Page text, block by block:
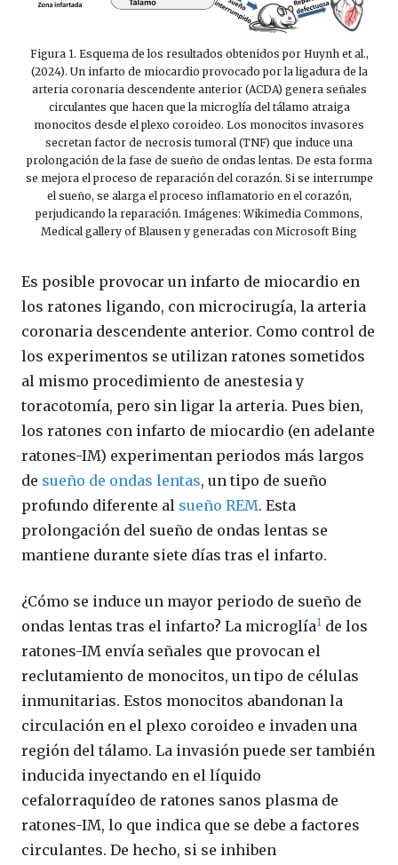
Figura 1. Esquema de los resultados obtenidos por Huynh et al.,
(2024). Un infarto de miocardio provocado por la ligadura de la
arteria coronaria descendente anterior (ACDA) genera señales
circulantes que hacen que la microglía del tálamo atraiga
monocitos desde el plexo coroideo. Los monocitos invasores
secretan factor de necrosis tumoral (TNF) que induce una
prolongación de la fase de sueño de ondas lentas. De esta forma
se mejora el proceso de reparación del corazón. Si se interrumpe
el sueño, se alarga el proceso inflamatorio en el corazón,
perjudicando la reparación. Imágenes: Wikimedia Commons,
Medical gallery of Blausen y generadas con Microsoft Bing
Es posible provocar un infarto de miocardio en
los ratones ligando, con microcirugía, la arteria
coronaria descendente anterior. Como control de
los experimentos se utilizan ratones sometidos
al mismo procedimiento de anestesia y
toracotomía, pero sin ligar la arteria. Pues bien,
los ratones con infarto de miocardio (en adelante
ratones-IM) experimentan periodos más largos
de sueño de ondas lentas, un tipo de sueño
profundo diferente al sueño REM. Esta
prolongación del sueño de ondas lentas se
mantiene durante siete días tras el infarto.
¿Cómo se induce un mayor periodo de sueño de
ondas lentas tras el infarto? La microglía1 de los
ratones-IM envía señales que provocan el
reclutamiento de monocitos, un tipo de células
inmunitarias. Estos monocitos abandonan la
circulación en el plexo coroideo e invaden una
región del tálamo. La invasión puede ser también
inducida inyectando en el líquido
cefalorraquídeo de ratones sanos plasma de
ratones-IM, lo que indica que se debe a factores
circulantes. De hecho, si se inhiben